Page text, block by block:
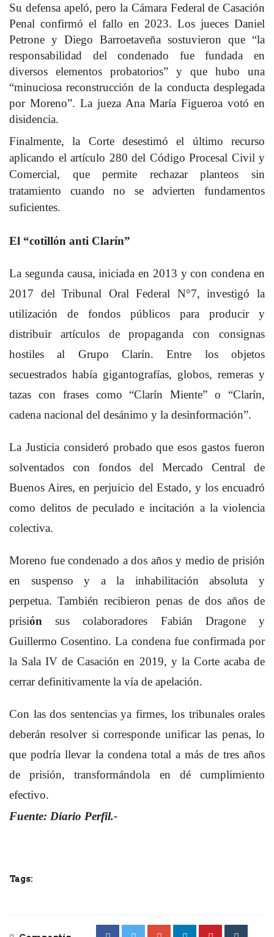
Su defensa apeló, pero la Cámara Federal de Casación
Penal confirmó el fallo en 2023. Los jueces Daniel
Petrone y Diego Barroetaveña sostuvieron que “la
responsabilidad del condenado fue fundada en
diversos elementos probatorios” y que hubo una
“minuciosa reconstrucción de la conducta desplegada
por Moreno”. La jueza Ana María Figueroa votó en
disidencia.
Finalmente, la Corte desestimó el último recurso
aplicando el artículo 280 del Código Procesal Civil y
Comercial, que permite rechazar planteos sin
tratamiento cuando no se advierten fundamentos
suficientes.
El “cotillón anti Clarín”
La segunda causa, iniciada en 2013 y con condena en
2017 del Tribunal Oral Federal N°7, investigó la
utilización de fondos públicos para producir y
distribuir artículos de propaganda con consignas
hostiles al Grupo Clarín. Entre los objetos
secuestrados había gigantografías, globos, remeras y
tazas con frases como “Clarín Miente” o “Clarín,
cadena nacional del desánimo y la desinformación”.
La Justicia consideró probado que esos gastos fueron
solventados con fondos del Mercado Central de
Buenos Aires, en perjuicio del Estado, y los encuadró
como delitos de peculado e incitación a la violencia
colectiva.
Moreno fue condenado a dos años y medio de prisión
en suspenso y a la inhabilitación absoluta y
perpetua. También recibieron penas de dos años de
prisión sus colaboradores Fabián Dragone y
Guillermo Cosentino. La condena fue confirmada por
la Sala IV de Casación en 2019, y la Corte acaba de
cerrar definitivamente la vía de apelación.
Con las dos sentencias ya firmes, los tribunales orales
deberán resolver si corresponde unificar las penas, lo
que podría llevar la condena total a más de tres años
de prisión, transformándola en dé cumplimiento
efectivo.
Fuente: Diario Perfil.-
Tags: